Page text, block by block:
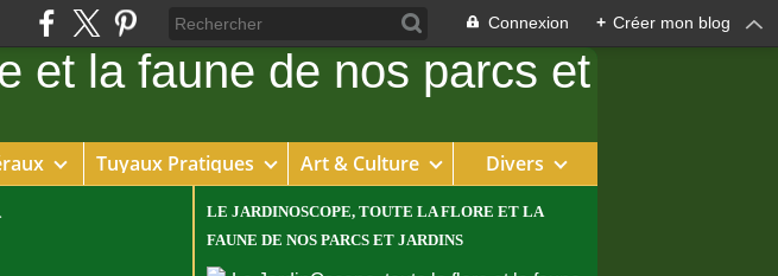
Connexion + Créer mon blog
Tuyaux Pratiques Art & Culture Divers
LE JARDINOSCOPE, TOUTE LA FLORE ET LA
FAUNE DE NOS PARCS ET JARDINS